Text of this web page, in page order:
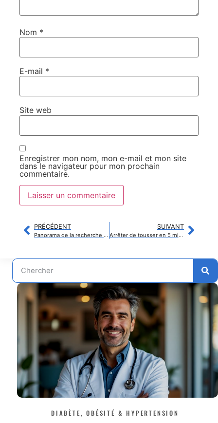
Nom *
E-mail *
Site web
Enregistrer mon nom, mon e-mail et mon site
dans le navigateur pour mon prochain
commentaire.
PRÉCÉDENT
Panorama de la recherche innovante aux États-Unis : focus sur Dollar General, Keysight Technologies et Teledyne
SUIVANT
Arrêter de tousser en 5 minutes : mythe ou solutions réellement efficaces ?
DIABÈTE, OBÉSITÉ & HYPERTENSION